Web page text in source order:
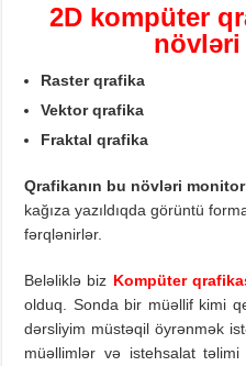
2D kompüter
Raster qrafika
Vektor qrafika
Fraktal qrafika
Qrafikanın bu növləri monitor
kağıza yazıldıqda görüntü
fərqlənirlər.
Beləliklə biz Kompüter
olduq. Sonda bir müəllif kimi
dərsliyim müstəqil öyrənmək
müəllimlər və istehsalat